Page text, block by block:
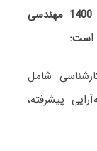
سرفصل های دروس امتحانی کنکور دکتری 1400 مهندسی
است:
شامل
پیشرفته،